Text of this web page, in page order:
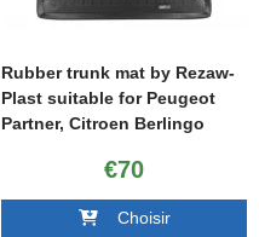
Rubber trunk mat by Rezaw-
Plast suitable for Peugeot
Partner, Citroen Berlingo
€70
Choisir